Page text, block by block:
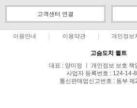
고객센터 연결
이용안내 이용약관 개인정보
고슴도치 퀼트
대표 : 양미정 ㅣ 개인정보 보호 책
사업자 등록번호 : 124-14-
통신판매업신고번호 : 동부